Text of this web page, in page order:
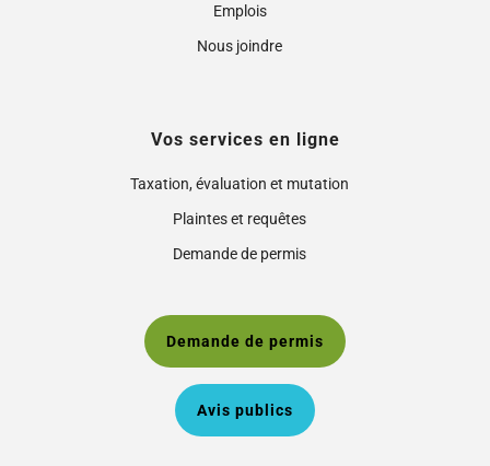
Emplois
Nous joindre
Vos services en ligne
Taxation, évaluation et mutation
Plaintes et requêtes
Demande de permis
Demande de permis
Avis publics